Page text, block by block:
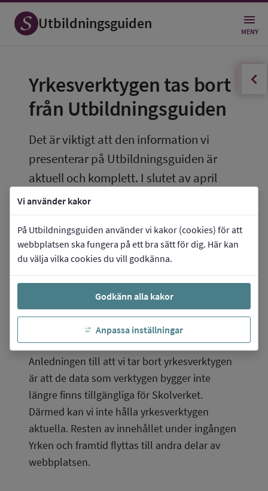
Vi använder kakor
På Utbildningsguiden använder vi kakor (cookies) för att
webbplatsen ska fungera på ett bra sätt för dig. Här kan
du välja vilka cookies du vill godkänna.
Godkänn alla kakor
Anpassa inställningar
Utbildningsguiden MENY
Öppna
Yrkesverktygen tas bort
från Utbildningsguiden
Det är viktigt att den information vi
presenterar på Utbildningsguiden är
aktuell och komplett. I slutet av april
2026 avpublicerar vi därför den del av
Utbildningsguiden som heter Yrken och
framtid.
Därmed tar vi även bort de yrkesverktyg som
finns där, det vill säga
Hitta yrken A-Ö
Hitta yrken som kan passa dig
Yrkesinspiration.
Anledningen till att vi tar bort yrkesverktygen
är att de data som verktygen bygger inte
längre finns tillgängliga för Skolverket.
Därmed kan vi inte hålla yrkesverktygen
aktuella. Resten av innehållet under ingången
Yrken och framtid flyttas till andra delar av
webbplatsen.